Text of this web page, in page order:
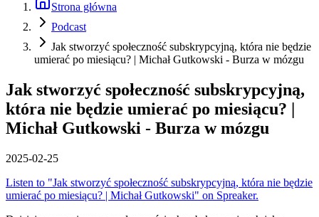
Strona główna
Podcast
Jak stworzyć społeczność subskrypcyjną, która nie będzie
umierać po miesiącu? | Michał Gutkowski - Burza w mózgu
Jak stworzyć społeczność subskrypcyjną,
która nie będzie umierać po miesiącu? |
Michał Gutkowski - Burza w mózgu
2025-02-25
Listen to "Jak stworzyć społeczność subskrypcyjną, która nie będzie
umierać po miesiącu? | Michał Gutkowski" on Spreaker.